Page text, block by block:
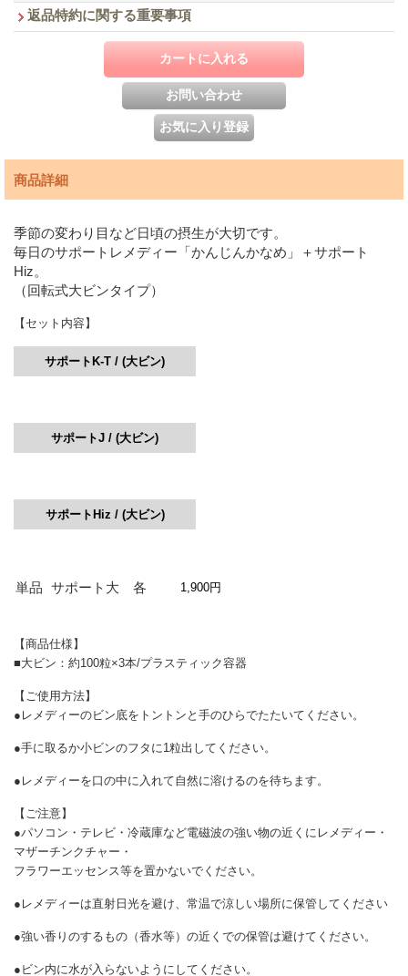
返品特約に関する重要事項
商品詳細
季節の変わり目など日頃の摂生が大切です。
毎日のサポートレメディー「かんじんかなめ」＋サポート
Hiz。
（回転式大ビンタイプ）
【セット内容】
サポートK-T / (大ビン)
サポートJ / (大ビン)
サポートHiz / (大ビン)
単品 サポート大 各 1,900円
【商品仕様】
■大ビン：約100粒×3本/プラスティック容器
【ご使用方法】
●レメディーのビン底をトントンと手のひらでたたいてください。
●手に取るか小ビンのフタに1粒出してください。
●レメディーを口の中に入れて自然に溶けるのを待ちます。
【ご注意】
●パソコン・テレビ・冷蔵庫など電磁波の強い物の近くにレメディー・
マザーチンクチャー・
フラワーエッセンス等を置かないでください。
●レメディーは直射日光を避け、常温で涼しい場所に保管してください
●強い香りのするもの（香水等）の近くでの保管は避けてください。
●ビン内に水が入らないようにしてください。